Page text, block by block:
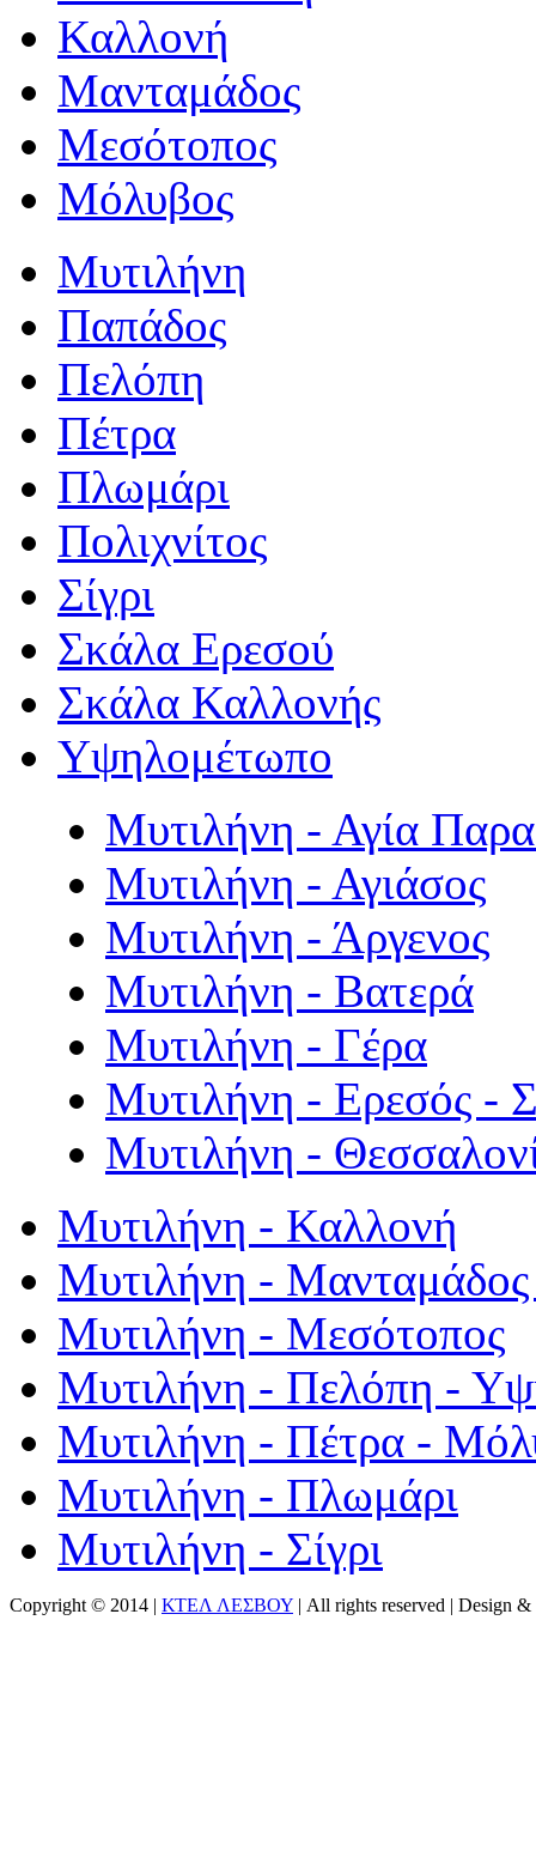
Καλλονή
Μανταμάδος
Μεσότοπος
Μόλυβος
Μυτιλήνη
Παπάδος
Πελόπη
Πέτρα
Πλωμάρι
Πολιχνίτος
Σίγρι
Σκάλα Ερεσού
Σκάλα Καλλονής
Υψηλομέτωπο
Μυτιλήνη - Αγία
Μυτιλήνη - Αγιάσος
Μυτιλήνη - Άργενος
Μυτιλήνη - Βατερά
Μυτιλήνη - Γέρα
Μυτιλήνη - Ερεσός -
Μυτιλήνη -
Μυτιλήνη - Καλλονή
Μυτιλήνη - Μανταμάδος
Μυτιλήνη - Μεσότοπος
Μυτιλήνη - Πελόπη -
Μυτιλήνη - Πέτρα -
Μυτιλήνη - Πλωμάρι
Μυτιλήνη - Σίγρι
Copyright © 2014 | ΚΤΕΛ ΛΕΣΒΟΥ | All rights reserved | Design &